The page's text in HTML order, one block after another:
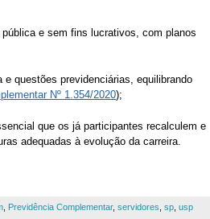
e sem fins lucrativos, com planos
questões previdenciárias, equilibrando
Nº 1.354/2020);
que os já participantes recalculem e
adequadas à evolução da carreira.
Previdência Complementar, servidores sp usp